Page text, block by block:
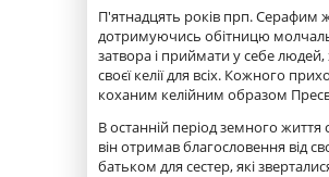
П'ятнадцять років прп. Серафим
дотримуючись обітницю
затвора і приймати у себе людей,
своєї келії для всіх. Кожного
коханим келійним образом
В останній період земного життя
він отримав благословення від
батьком для сестер, які